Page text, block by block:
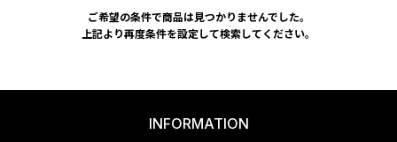
ご希望の条件で商品は見つかりませんでした。
上記より再度条件を設定して検索してください。
INFORMATION